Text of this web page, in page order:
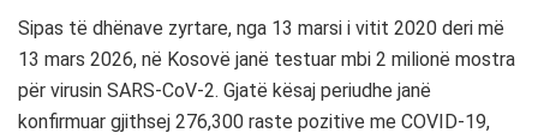
Sipas të dhënave zyrtare, nga 13 marsi i vitit 2020 deri më
13 mars 2026, në Kosovë janë testuar mbi 2 milionë mostra
për virusin SARS-CoV-2. Gjatë kësaj periudhe janë
konfirmuar gjithsej 276,300 raste pozitive me COVID-19,